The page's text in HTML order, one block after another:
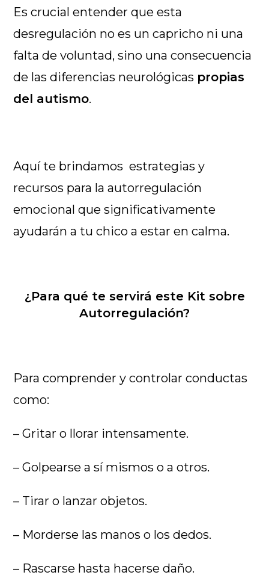
Es crucial entender que esta
desregulación no es un capricho ni una
falta de voluntad, sino una consecuencia
de las diferencias neurológicas propias
del autismo.
Aquí te brindamos estrategias y
recursos para la autorregulación
emocional que significativamente
ayudarán a tu chico a estar en calma.
¿Para qué te servirá este Kit sobre
Autorregulación?
Para comprender y controlar conductas
como:
– Gritar o llorar intensamente.
– Golpearse a sí mismos o a otros.
– Tirar o lanzar objetos.
– Morderse las manos o los dedos.
– Rascarse hasta hacerse daño.